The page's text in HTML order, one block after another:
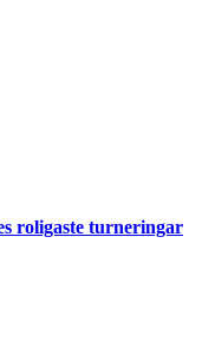
roligaste turneringar